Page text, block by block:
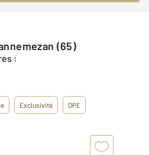
(65)
:
Exclusivité DPE